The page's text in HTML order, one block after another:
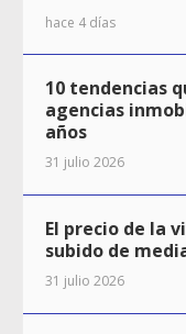
hace 4 días
10 tendencias
agencias
años
31 julio 2026
El precio de la
subido de
31 julio 2026